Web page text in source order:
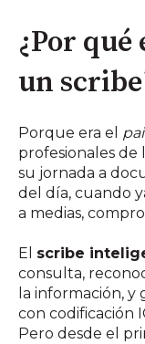
¿Por qué
un
Porque era el
profesionales de
su jornada a
del día, cuando
a medias,
El scribe
consulta,
la información, y
con codificación
Pero desde el